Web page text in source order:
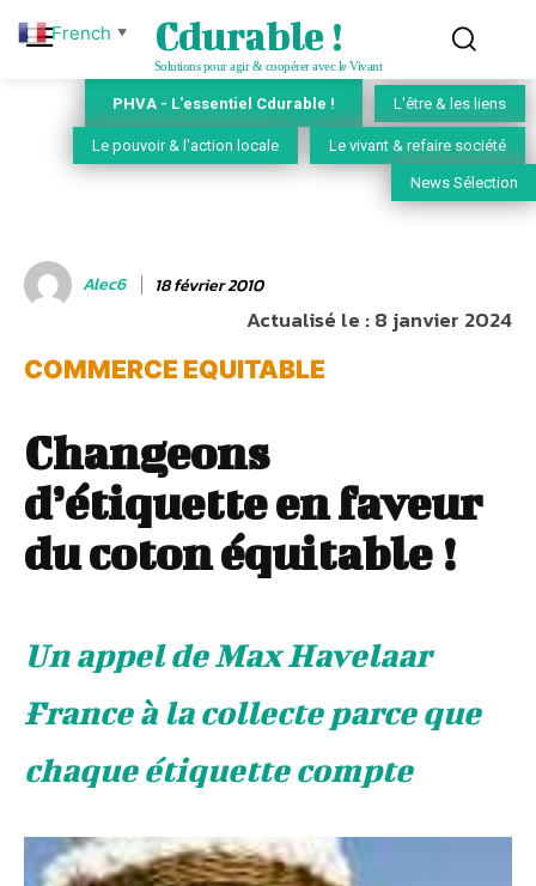
Cdurable !
Solutions pour agir & coopérer avec le Vivant
PHVA - L'essentiel Cdurable ! L'être & les liens
Le pouvoir & l'action locale Le vivant & refaire société
News Sélection
Alec6 18 février 2010
Actualisé le :8 janvier 2024
COMMERCE EQUITABLE
Changeons
d’étiquette en faveur
du coton équitable !
Un appel de Max Havelaar
France à la collecte parce que
chaque étiquette compte
French ▼